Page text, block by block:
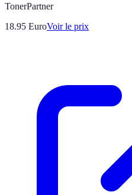
TonerPartner
18.95 EuroVoir le prix